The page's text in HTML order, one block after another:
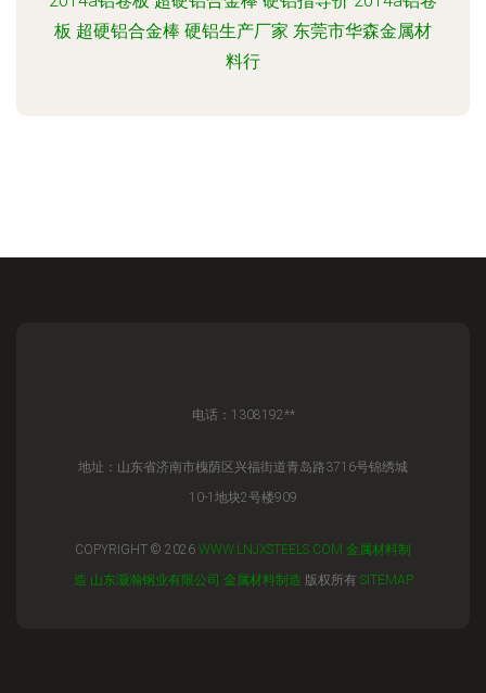
板 超硬铝合金棒 硬铝生产厂家 东莞市华森金属材
料行
电话：1308192**
地址：山东省济南市槐荫区兴福街道青岛路3716号锦绣城
10-1地块2号楼909
COPYRIGHT © 2026 WWW.LNJXSTEELS.COM 金属材料制
造 山东灏瀚钢业有限公司 金属材料制造 版权所有 SITEMAP